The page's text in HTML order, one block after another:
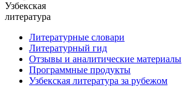
Узбекская
литература
Литературные словари
Литературный гид
Отзывы и аналитические материалы
Программные продукты
Узбекская литература за рубежом